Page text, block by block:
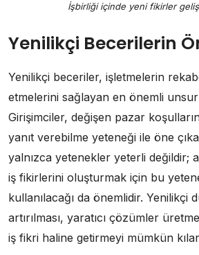
İşbirliği içinde yeni fikirler
Yenilikçi Becerilerin
Yenilikçi beceriler, işletmelerin
etmelerini sağlayan en önemli
Girişimciler, değişen pazar
yanıt verebilme yeteneği ile öne
yalnızca yetenekler yeterli değildir;
iş fikirlerini oluşturmak için bu
kullanılacağı da önemlidir. Yenilikçi
artırılması, yaratıcı çözümler
iş fikri haline getirmeyi mümkün